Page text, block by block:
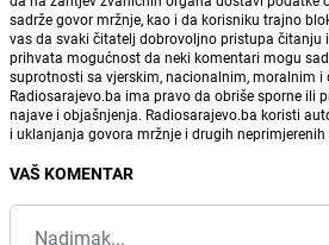
sadrže govor mržnje, kao i da korisniku trajno
vas da svaki čitatelj dobrovoljno pristupa čitanju
prihvata mogućnost da neki komentari mogu
suprotnosti sa vjerskim, nacionalnim, moralnim i
Radiosarajevo.ba ima pravo da obriše sporne ili
najave i objašnjenja. Radiosarajevo.ba koristi
i uklanjanja govora mržnje i drugih
VAŠ KOMENTAR